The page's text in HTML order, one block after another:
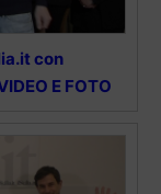
con
E FOTO